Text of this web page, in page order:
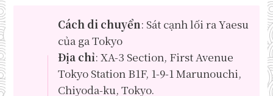
Cách di chuyển: Sát cạnh lối ra Yaesu
của ga Tokyo
Địa chỉ: XA-3 Section, First Avenue
Tokyo Station B1F, 1-9-1 Marunouchi,
Chiyoda-ku, Tokyo.